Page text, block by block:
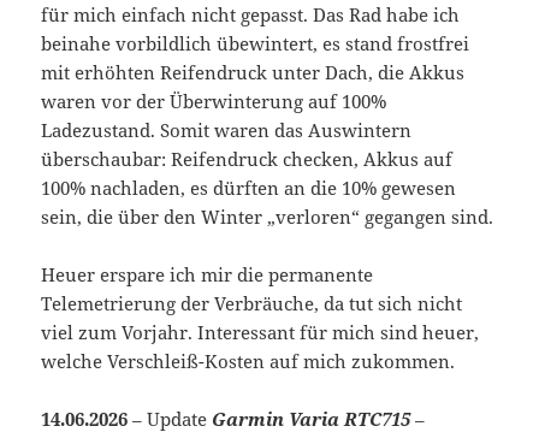
für mich einfach nicht gepasst. Das Rad habe ich
beinahe vorbildlich übewintert, es stand frostfrei
mit erhöhten Reifendruck unter Dach, die Akkus
waren vor der Überwinterung auf 100%
Ladezustand. Somit waren das Auswintern
überschaubar: Reifendruck checken, Akkus auf
100% nachladen, es dürften an die 10% gewesen
sein, die über den Winter „verloren“ gegangen sind.
Heuer erspare ich mir die permanente
Telemetrierung der Verbräuche, da tut sich nicht
viel zum Vorjahr. Interessant für mich sind heuer,
welche Verschleiß-Kosten auf mich zukommen.
14.06.2026 – Update Garmin Varia RTC715–